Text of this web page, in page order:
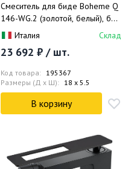
Смеситель для биде Boheme Q
146-WG.2 (золотой, белый), без
донного клапана
Италия Склад
23 692 ₽ / шт.
Код товара: 195367
Размеры (Д x Ш): 18 x 5.5
В корзину